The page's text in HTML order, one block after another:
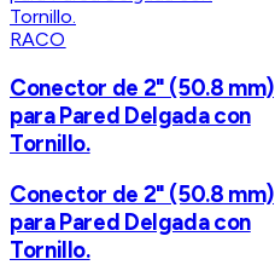
RACO
Conector de 2" (50.8 mm)
para Pared Delgada con
Tornillo.
Conector de 2" (50.8 mm)
para Pared Delgada con
Tornillo.